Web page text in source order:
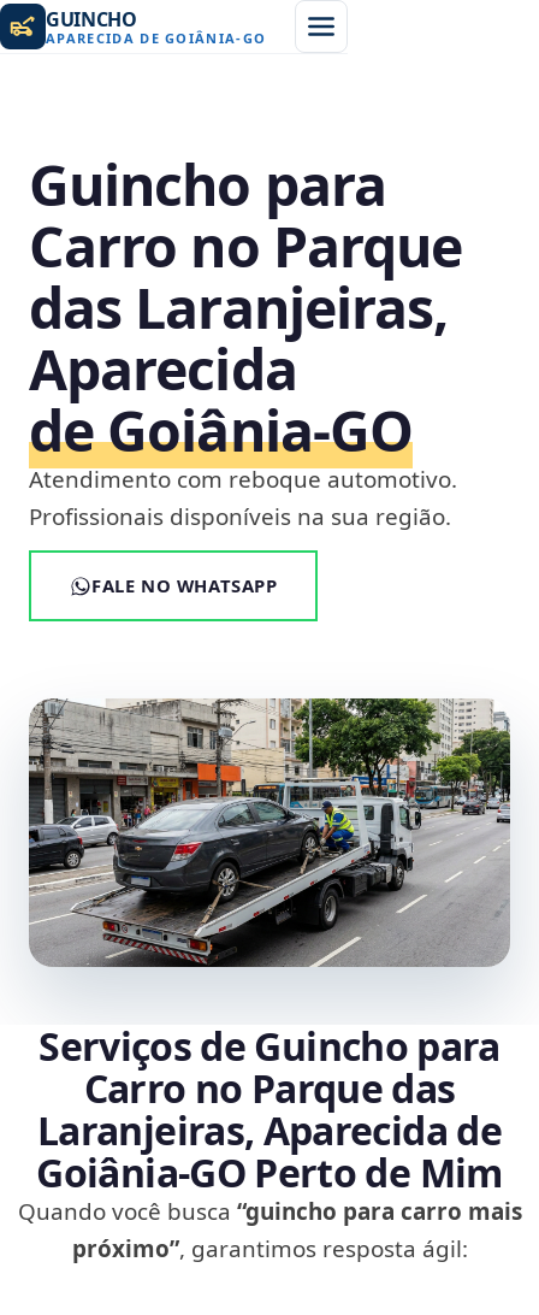
GUINCHO
APARECIDA DE GOIÂNIA-GO
Guincho para
Carro no Parque
das Laranjeiras,
Aparecida
de Goiânia‑GO
Atendimento com reboque automotivo.
Profissionais disponíveis na sua região.
FALE NO WHATSAPP
Serviços de Guincho para
Carro no Parque das
Laranjeiras, Aparecida de
Goiânia‑GO Perto de Mim
Quando você busca “guincho para carro mais
próximo”, garantimos resposta ágil: